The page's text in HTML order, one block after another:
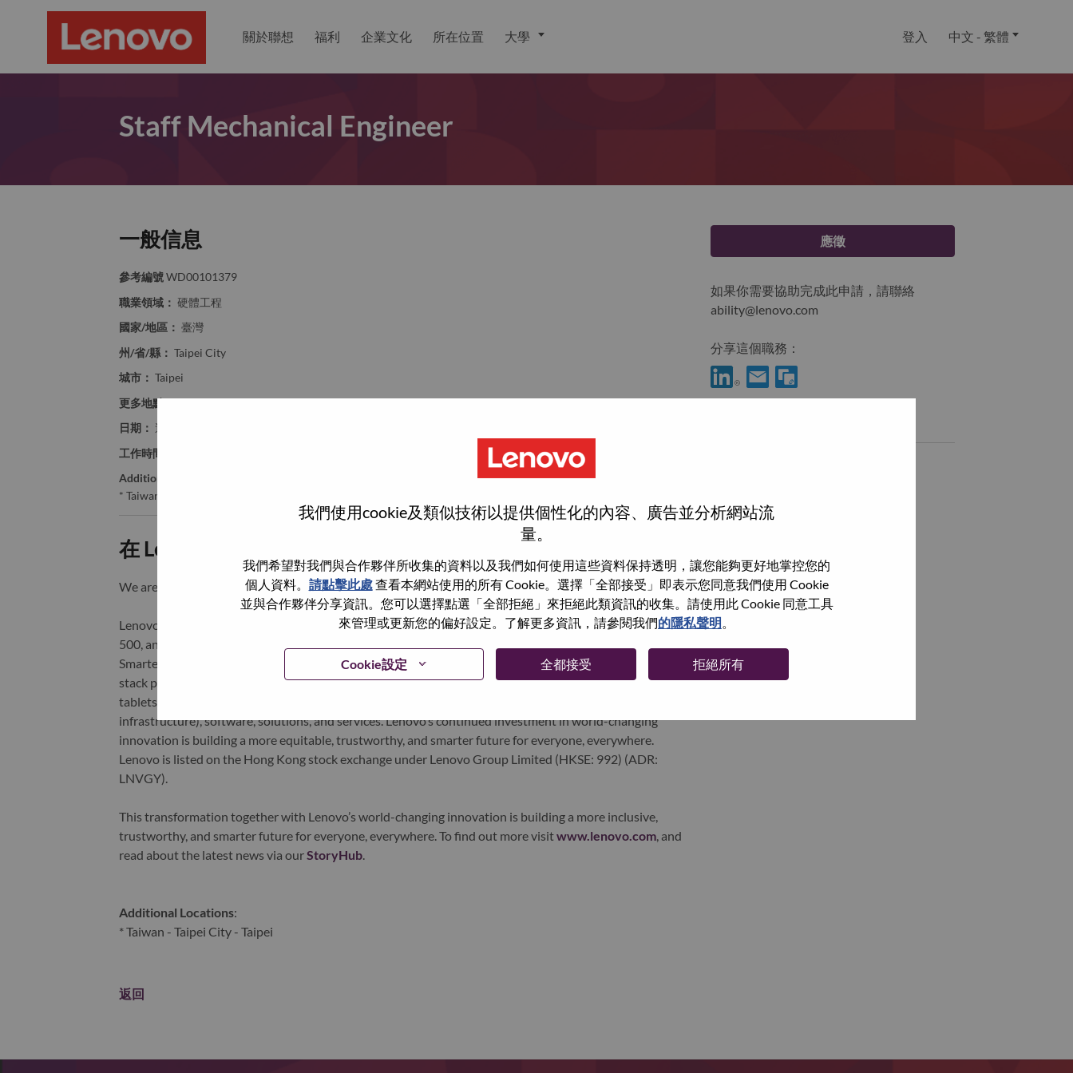
我們使用cookie及類似技術以提供個性化的內容、廣告並分析網站流
量。
我們希望對我們與合作夥伴所收集的資料以及我們如何使用這些資料保持透明，讓您能夠更好地掌控您的
個人資料。 請點擊此處查看本網站使用的所有 Cookie。選擇「全部接受」即表示您同意我們使用 Cookie
並與合作夥伴分享資訊。您可以選擇點選「全部拒絕」來拒絕此類資訊的收集。請使用此 Cookie 同意工具
來管理或更新您的偏好設定。了解更多資訊，請參閱我們的隱私聲明。
Cookie設定 全都接受 拒絕所有
關於聯想 福利 企業文化 所在位置 大學 登入 中文 - 繁體
Staff Mechanical Engineer
一般信息
參考編號 WD00101379
職業領域： 硬體工程
國家/地區： 臺灣
州/省/縣： Taipei City
城市： Taipei
更多地點：Taiwan
日期： 週一, 六月 29, 2026
工作時間：
Additional Locations
* Taiwan - Taipei City - Taipei
在 Lenovo 工作的好處
We are Lenovo. We do what we say. We own what we do. We WOW our customers.
Lenovo is a US$83 billion revenue global technology powerhouse, ranked #196 in the Fortune Global
500, and serving millions of customers every day in 180 markets. Focused on a bold vision to deliver
Smarter Technology for All, Lenovo has built on its success as the world’s largest PC company with a full-
stack portfolio of AI-enabled, AI-ready, and AI-optimized devices (PCs, workstations, smartphones,
tablets), infrastructure (server, storage, edge, high performance computing and software defined
infrastructure), software, solutions, and services. Lenovo’s continued investment in world-changing
innovation is building a more equitable, trustworthy, and smarter future for everyone, everywhere.
Lenovo is listed on the Hong Kong stock exchange under Lenovo Group Limited (HKSE: 992) (ADR:
LNVGY).
This transformation together with Lenovo’s world-changing innovation is building a more inclusive,
trustworthy, and smarter future for everyone, everywhere. To find out more visitwww.lenovo.com, and
read about the latest news via our StoryHub.
Additional Locations:
* Taiwan - Taipei City - Taipei
返回
應徵
如果你需要協助完成此申請，請聯絡
ability@lenovo.com
分享這個職務：
使用 LinkedIn 分享 Staff Mechanical Engineer
透過電子郵件分享 Staff Mechanical Engineer 給好友
Quality Engineer
Lead Test Engineer
Taipei, Taipei City, 臺灣,
Crib Manager
瀏覽全部